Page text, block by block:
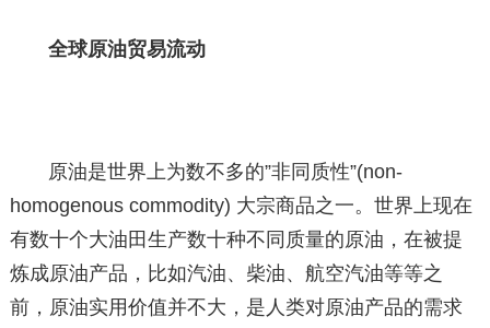
全球原油贸易流动
原油是世界上为数不多的”非同质性”(non-
homogenous commodity) 大宗商品之一。世界上现在
有数十个大油田生产数十种不同质量的原油，在被提
炼成原油产品，比如汽油、柴油、航空汽油等等之
前，原油实用价值并不大，是人类对原油产品的需求